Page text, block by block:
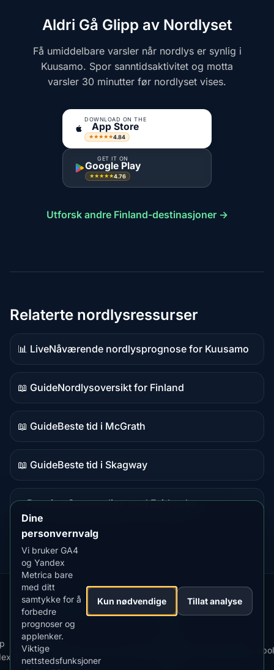
Aldri Gå Glipp av Nordlyset
Få umiddelbare varsler når nordlys er synlig i
Kuusamo. Spor sanntidsaktivitet og motta
varsler 30 minutter før nordlyset vises.
DOWNLOAD ON THE
App Store
★★★★★4.84
GET IT ON
Google Play
★★★★★4.76
Utforsk andre Finland-destinasjoner →
Relaterte nordlysressurser
📊 Live
Live-
data
Nåværende nordlysprognose for Kuusamo
📖 Guide
Guideinnhold
Nordlysoversikt for Finland
📖 Guide
Guideinnhold
Beste tid i McGrath
📖 Guide
Guideinnhold
Beste tid i Skagway
⭐ Premium
destinasjon
Sammenlign med Fairbanks
Our
Apps:
Snow
Forecast
MistyWay·
Lightning
Tracker
·TanPilot·Benzio
Best
Time
·
Last
ned
appen
Dine
personvernvalg
Vi bruker GA4
og Yandex
Metrica bare
med ditt
samtykke for å
forbedre
prognoser og
applenker.
Viktige
nettstedsfunksjoner
Kun nødvendige Tillat analyse